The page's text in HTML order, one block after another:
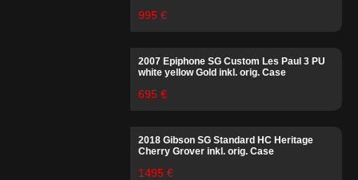
995 €
2007 Epiphone SG Custom Les Paul 3 PU
white yellow Gold inkl. orig. Case
695 €
2018 Gibson SG Standard HC Heritage
Cherry Grover inkl. orig. Case
1495 €